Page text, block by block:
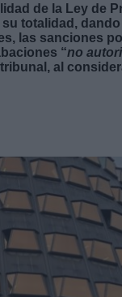
de la Ley de
totalidad,
las sanciones
“no
al